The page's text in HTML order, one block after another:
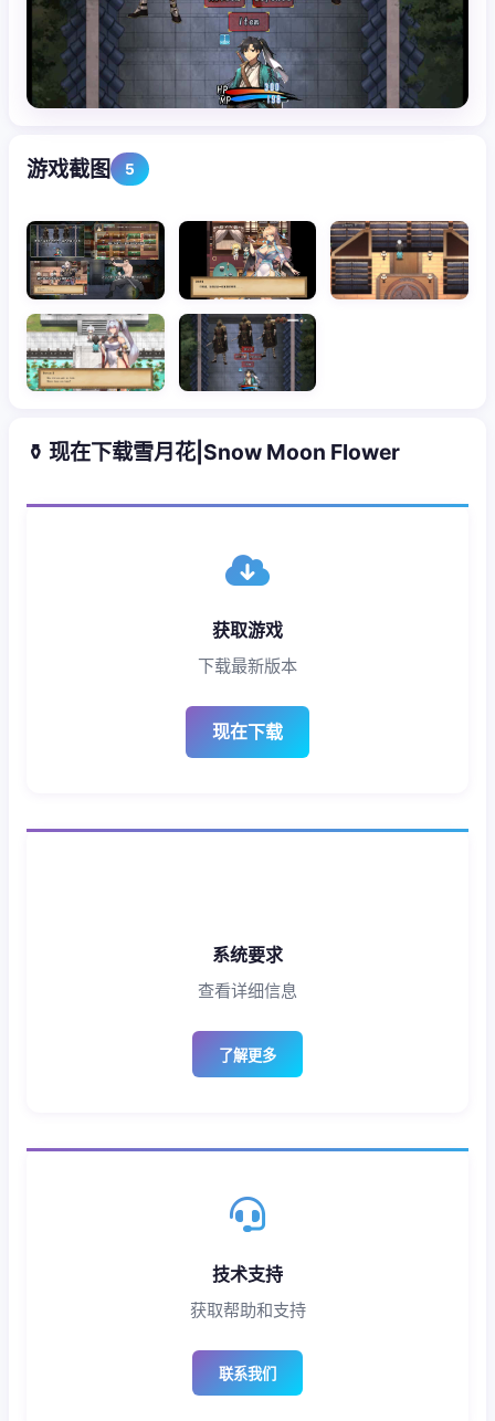
游戏截图 5
⚱️ 现在下载雪月花|Snow Moon Flower
获取游戏
下载最新版本
现在下载
系统要求
查看详细信息
了解更多
技术支持
获取帮助和支持
联系我们